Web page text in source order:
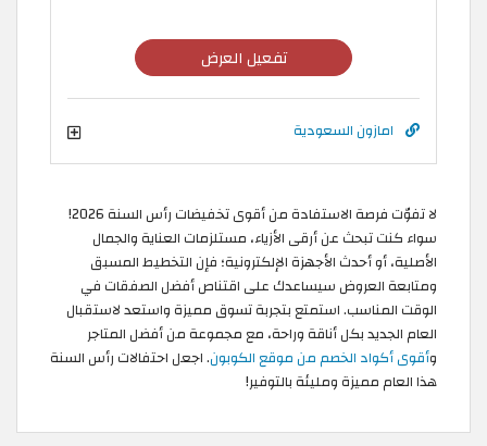
تفعيل العرض
امازون السعودية
لا تفوّت فرصة الاستفادة من أقوى تخفيضات رأس السنة 2026!
سواء كنت تبحث عن أرقى الأزياء، مستلزمات العناية والجمال
الأصلية، أو أحدث الأجهزة الإلكترونية؛ فإن التخطيط المسبق
ومتابعة العروض سيساعدك على اقتناص أفضل الصفقات في
الوقت المناسب. استمتع بتجربة تسوق مميزة واستعد لاستقبال
العام الجديد بكل أناقة وراحة، مع مجموعة من أفضل المتاجر
وأقوى أكواد الخصم من موقع الكوبون. اجعل احتفالات رأس السنة
هذا العام مميزة ومليئة بالتوفير!